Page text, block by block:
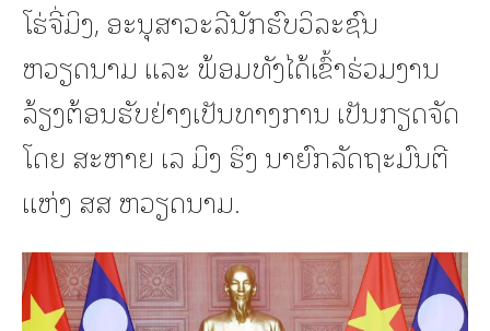
ໂຮ່ຈີ່ມິງ, ອະນຸສາວະລີນັກຮົບວິລະຊົນ
ຫວຽດນາມ ແລະ ພ້ອມທັງໄດ້ເຂົ້າຮ່ວມງານ
ລ້ຽງຕ້ອນຮັບຢ່າງເປັນທາງການ ເປັນກຽດຈັດ
ໂດຍ ສະຫາຍ ເລ ມິງ ຮຶງ ນາຍົກລັດຖະມົນຕີ
ແຫ່ງ ສສ ຫວຽດນາມ.